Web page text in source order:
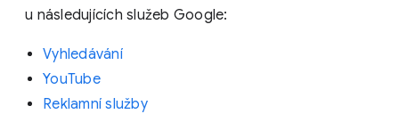
u následujících služeb Google:
Vyhledávání
YouTube
Reklamní služby